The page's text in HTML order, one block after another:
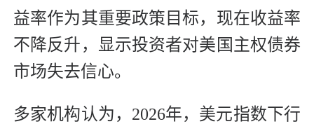
益率作为其重要政策目标，现在收益率
不降反升，显示投资者对美国主权债券
市场失去信心。
多家机构认为，2026年，美元指数下行